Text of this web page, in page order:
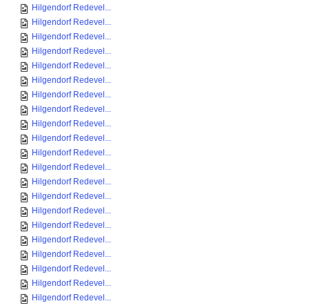
Hilgendorf Redevel...
Hilgendorf Redevel...
Hilgendorf Redevel...
Hilgendorf Redevel...
Hilgendorf Redevel...
Hilgendorf Redevel...
Hilgendorf Redevel...
Hilgendorf Redevel...
Hilgendorf Redevel...
Hilgendorf Redevel...
Hilgendorf Redevel...
Hilgendorf Redevel...
Hilgendorf Redevel...
Hilgendorf Redevel...
Hilgendorf Redevel...
Hilgendorf Redevel...
Hilgendorf Redevel...
Hilgendorf Redevel...
Hilgendorf Redevel...
Hilgendorf Redevel...
Hilgendorf Redevel...